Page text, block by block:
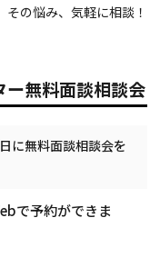
その悩み、気軽に相談！
ー無料面談相談会
に無料面談相談会を
で予約ができま